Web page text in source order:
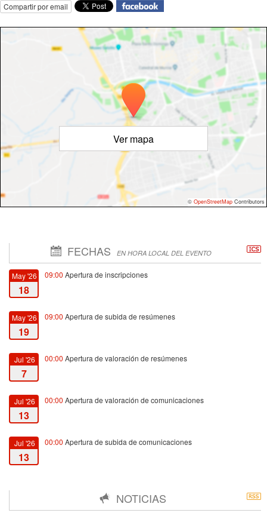
Compartir por email
Ver mapa
© OpenStreetMap Contributors
FECHAS EN HORA LOCAL DEL EVENTO
May '26
18
09:00 Apertura de inscripciones
May '26
19
09:00 Apertura de subida de resúmenes
Jul '26
7
00:00 Apertura de valoración de resúmenes
Jul '26
13
00:00 Apertura de valoración de comunicaciones
Jul '26
13
00:00 Apertura de subida de comunicaciones
NOTICIAS